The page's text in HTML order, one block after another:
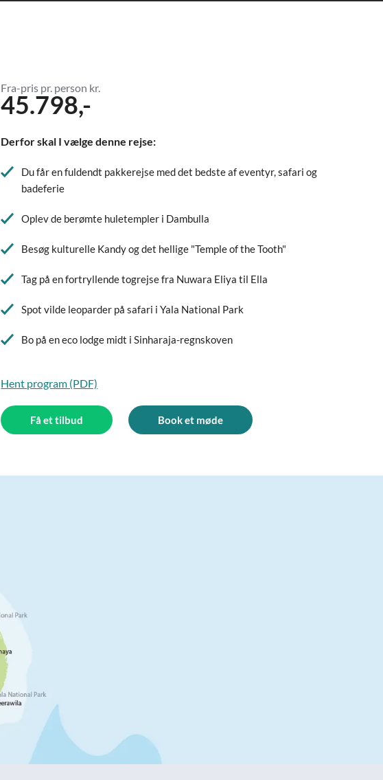
Fra-pris pr. person kr.
45.798,-
Derfor skal I vælge denne rejse:
Du får en fuldendt pakkerejse med det bedste af eventyr, safari og
badeferie
Oplev de berømte huletempler i Dambulla
Besøg kulturelle Kandy og det hellige "Temple of the Tooth"
Tag på en fortryllende togrejse fra Nuwara Eliya til Ella
Spot vilde leoparder på safari i Yala National Park
Bo på en eco lodge midt i Sinharaja-regnskoven
Hent program (PDF)
Få et tilbud Book et møde